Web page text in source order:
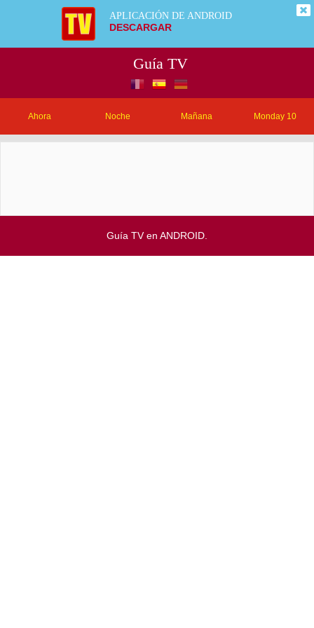
APLICACIÓN DE ANDROID
DESCARGAR
Guía TV
Ahora Noche Mañana Monday 10
Guía TV en ANDROID.